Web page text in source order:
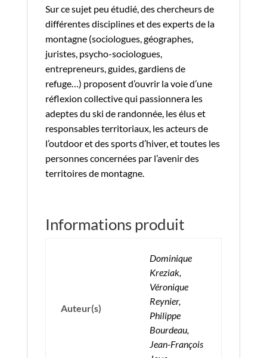
Sur ce sujet peu étudié, des chercheurs de
différentes disciplines et des experts de la
montagne (sociologues, géographes,
juristes, psycho-sociologues,
entrepreneurs, guides, gardiens de
refuge…) proposent d’ouvrir la voie d’une
réflexion collective qui passionnera les
adeptes du ski de randonnée, les élus et
responsables territoriaux, les acteurs de
l’outdoor et des sports d’hiver, et toutes les
personnes concernées par l’avenir des
territoires de montagne.
Informations produit
Auteur(s)
Dominique
Kreziak,
Véronique
Reynier,
Philippe
Bourdeau,
Jean-François